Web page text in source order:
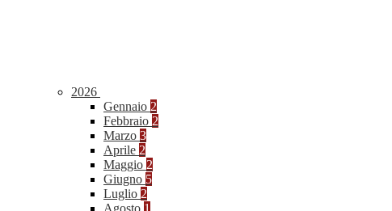
2026
Gennaio 2
Febbraio 2
Marzo 3
Aprile 2
Maggio 2
Giugno 5
Luglio 2